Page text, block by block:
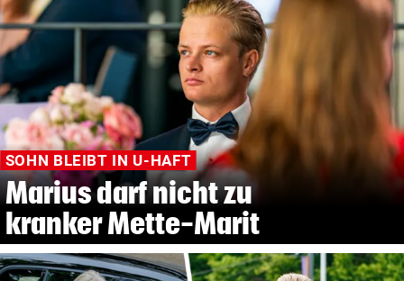
SOHN BLEIBT IN U-HAFT
Marius darf nicht zu
kranker Mette-Marit